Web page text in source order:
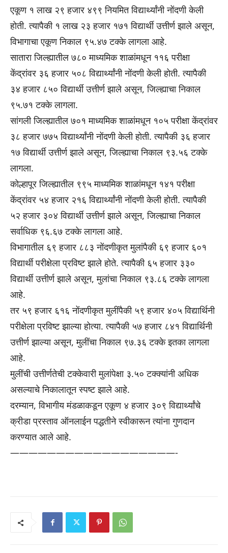
एकूण १ लाख २९ हजार ४९९ नियमित विद्यार्थ्यांनी नोंदणी केली
होती. त्यापैकी १ लाख २३ हजार १७१ विद्यार्थी उत्तीर्ण झाले असून,
विभागाचा एकूण निकाल ९५.४७ टक्के लागला आहे.
सातारा जिल्ह्यातील ७८० माध्यमिक शाळांमधून ११६ परीक्षा
केंद्रांवर ३६ हजार ५०८ विद्यार्थ्यांनी नोंदणी केली होती. त्यापैकी
३४ हजार ८५० विद्यार्थी उत्तीर्ण झाले असून, जिल्ह्याचा निकाल
९५.७१ टक्के लागला.
सांगली जिल्ह्यातील ७०१ माध्यमिक शाळांमधून १०५ परीक्षा केंद्रांवर
३८ हजार ७७५ विद्यार्थ्यांनी नोंदणी केली होती. त्यापैकी ३६ हजार
१७ विद्यार्थी उत्तीर्ण झाले असून, जिल्ह्याचा निकाल ९३.५६ टक्के
लागला.
कोल्हापूर जिल्ह्यातील ९९५ माध्यमिक शाळांमधून १४१ परीक्षा
केंद्रांवर ५४ हजार २१६ विद्यार्थ्यांनी नोंदणी केली होती. त्यापैकी
५२ हजार ३०४ विद्यार्थी उत्तीर्ण झाले असून, जिल्ह्याचा निकाल
सर्वाधिक ९६.६७ टक्के लागला आहे.
विभागातील ६९ हजार ८८३ नोंदणीकृत मुलांपैकी ६९ हजार ६०१
विद्यार्थी परीक्षेला प्रविष्ट झाले होते. त्यापैकी ६५ हजार ३३०
विद्यार्थी उत्तीर्ण झाले असून, मुलांचा निकाल ९३.८६ टक्के लागला
आहे.
तर ५९ हजार ६१६ नोंदणीकृत मुलींपैकी ५९ हजार ४०५ विद्यार्थिनी
परीक्षेला प्रविष्ट झाल्या होत्या. त्यापैकी ५७ हजार ८४१ विद्यार्थिनी
उत्तीर्ण झाल्या असून, मुलींचा निकाल ९७.३६ टक्के इतका लागला
आहे.
मुलींची उत्तीर्णतेची टक्केवारी मुलांपेक्षा ३.५० टक्क्यांनी अधिक
असल्याचे निकालातून स्पष्ट झाले आहे.
दरम्यान, विभागीय मंडळाकडून एकूण ४ हजार ३०९ विद्यार्थ्यांचे
क्रीडा प्रस्ताव ऑनलाईन पद्धतीने स्वीकारून त्यांना गुणदान
करण्यात आले आहे.
——————————————————-